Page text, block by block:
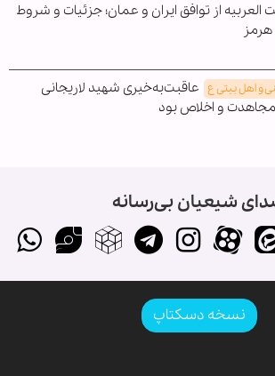
العربیه از توافق ایران و عمان؛ جزئیات و شروط
هرمز
و اهل بیتی ع عاقبت‌به‌خیری شهید لاریجانی
و اخلاص بود
شیعیان بی‌رسانه
نسخه دسکتاپ